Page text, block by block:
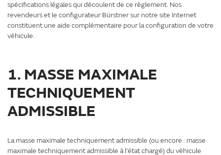
spécifications légales qui découlent de ce règlement. Nos
revendeurs et le configurateur Bürstner sur notre site Internet
constituent une aide complémentaire pour la configuration de votre
véhicule.
1. MASSE MAXIMALE
TECHNIQUEMENT
ADMISSIBLE
La masse maximale techniquement admissible (ou encore : masse
maximale techniquement admissible à l’état chargé) du véhicule